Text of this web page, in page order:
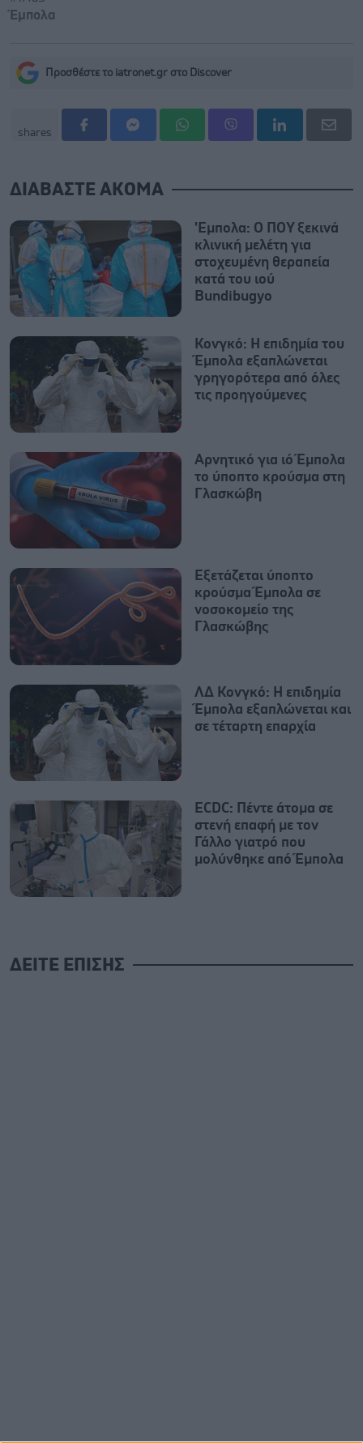
Έμπολα
Προσθέστε το iatronet.gr στο Discover
shares
ΔΙΑΒΑΣΤΕ ΑΚΟΜΑ
'Εμπολα: Ο ΠΟΥ ξεκινά
κλινική μελέτη για
στοχευμένη θεραπεία
κατά του ιού
Bundibugyo
Κονγκό: Η επιδημία του
Έμπολα εξαπλώνεται
γρηγορότερα από όλες
τις προηγούμενες
Αρνητικό για ιό Έμπολα
το ύποπτο κρούσμα στη
Γλασκώβη
Εξετάζεται ύποπτο
κρούσμα Έμπολα σε
νοσοκομείο της
Γλασκώβης
ΛΔ Κονγκό: Η επιδημία
Έμπολα εξαπλώνεται και
σε τέταρτη επαρχία
ECDC: Πέντε άτομα σε
στενή επαφή με τον
Γάλλο γιατρό που
μολύνθηκε από Έμπολα
ΔΕΙΤΕ ΕΠΙΣΗΣ